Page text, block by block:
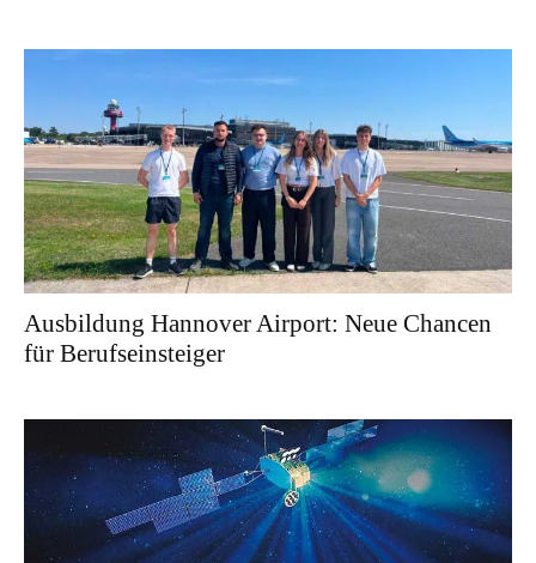
Ausbildung Hannover Airport: Neue Chancen
für Berufseinsteiger